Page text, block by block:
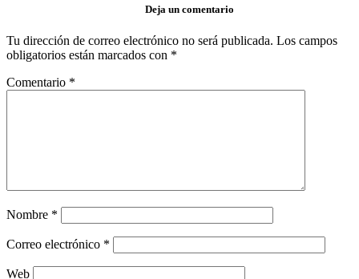
Deja un comentario
Tu dirección de correo electrónico no será publicada. Los campos
obligatorios están marcados con *
Comentario *
Nombre *
Correo electrónico *
Web